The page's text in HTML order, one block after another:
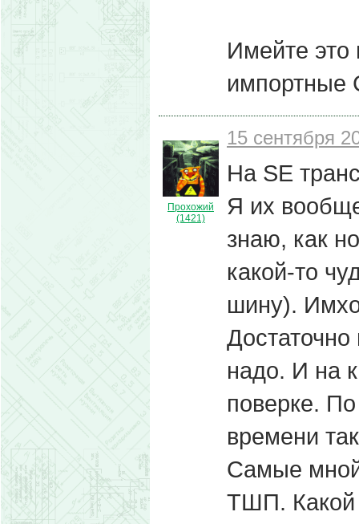
Имейте это
импортные
Прохожий
(1421)
15 сентября
На SE
Я их
знаю, как
какой-то
шину).
надо. И на
поверке.
времени
Самые
ТШП. Какой